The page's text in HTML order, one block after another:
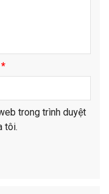
*
trong trình duyệt
tôi.